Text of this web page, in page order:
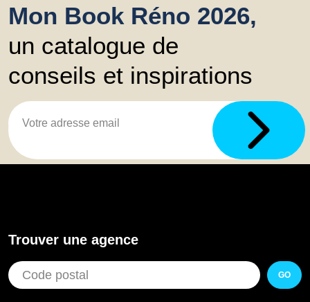
Mon Book Réno 2026,
un catalogue de
conseils et inspirations
Trouver une agence
GO